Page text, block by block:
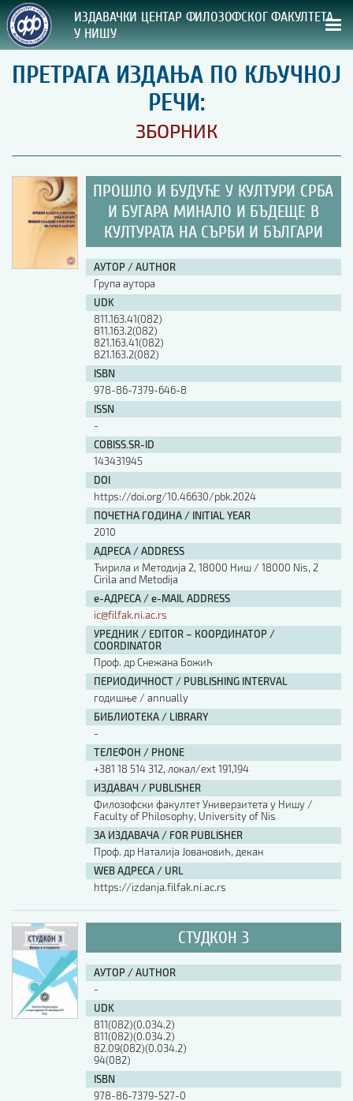
ИЗДАВАЧКИ ЦЕНТАР ФИЛОЗОФСКОГ ФАКУЛТЕТА
У НИШУ
СВА НАША ИЗДАЊА
ВРСТА ИЗДАЊА:
ПРЕГЛЕД
УПУТСТВА
УПУТСТВА
Правилник о издавачкој делатности
Упутство ауторима
Упутство уредницима
Изјава о ауторству
Изјава о лектури
Изјава о коришћењу ауторског дела
Упутство за бирање лиценце
Уговор са аутором
Шаблон прве стране и импресума [B5, ћир]
Шаблон прве стране и импресума [B5, лат]
Шаблон прве стране и импресума [B5, енг]
Етички кодекс
ПРЕТРАГА ИЗДАЊА
Наслов или део наслова
АУТОР / AUTHOR
COBISS.SR-ID
DOI
ПРЕТРАГА ИЗДАЊА ПО КЉУЧНОЈ
РЕЧИ:
ЗБОРНИК
ПРОШЛО И БУДУЋЕ У КУЛТУРИ СРБА
И БУГАРА МИНАЛО И БЪДЕЩЕ В
КУЛТУРАТА НА СЪРБИ И БЪЛГАРИ
АУТОР / AUTHOR
Група аутора
UDK
811.163.41(082)
811.163.2(082)
821.163.41(082)
821.163.2(082)
ISBN
978-86-7379-646-8
ISSN
-
COBISS.SR-ID
143431945
DOI
https://doi.org/10.46630/pbk.2024
ПОЧЕТНА ГОДИНА / INITIAL YEAR
2010
АДРЕСА / ADDRESS
Ћирила и Методија 2, 18000 Ниш / 18000 Nis, 2
Cirila and Metodija
е-АДРЕСА / e-MAIL ADDRESS
ic@filfak.ni.ac.rs
УРЕДНИК / EDITOR – КООРДИНАТОР /
COORDINATOR
Проф. др Снежана Божић
ПЕРИОДИЧНОСТ / PUBLISHING INTERVAL
годишње / annually
БИБЛИОТЕКА / LIBRARY
-
ТЕЛЕФОН / PHONE
+381 18 514 312, локал/ext 191,194
ИЗДАВАЧ / PUBLISHER
Филозофски факултет Универзитета у Нишу /
Faculty of Philosophy, University of Nis
ЗА ИЗДАВАЧА / FOR PUBLISHER
Проф. др Наталија Јовановић, декан
WEB АДРЕСА / URL
https://izdanja.filfak.ni.ac.rs
СТУДКОН 3
АУТОР / AUTHOR
-
UDK
811(082)(0.034.2)
811(082)(0.034.2)
82.09(082)(0.034.2)
94(082)
ISBN
978-86-7379-527-0